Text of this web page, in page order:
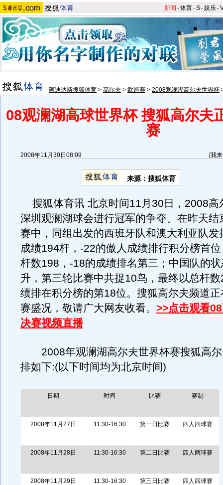
新闻 -体育-S-娱乐-
阿迪达斯搜狐体育 > 高尔夫 > 欧巡赛 > 2008观澜湖高尔夫世界杯
08观澜湖高球世界杯 搜狐高尔夫
赛
2008年11月30日08:09 [我
来源：搜狐体育
搜狐体育讯 北京时间11月30日，2008高
深圳观澜湖球会进行冠军的争夺。在昨天结
赛中，同组出发的西班牙队和澳大利亚队发
成绩194杆，-22的傲人成绩排行积分榜首
杆数198，-18的成绩排名第三；中国队的
升，第三轮比赛中共捉10鸟，最终以总杆
绩排在积分榜的第18位。搜狐高尔夫频道
赛盛况，敬请广大网友收看。 >>点击观看
决赛视频直播
2008年观澜湖高尔夫世界杯赛搜狐高尔
排如下:(以下时间均为北京时间)
日期 时间 比赛 赛制
2008年11月27日 11:30-16:30 第一日比赛 四人四球赛
2008年11月28日 11:30-16:30 第二日比赛 四人两球赛
2008年11月29日 11:30-16:30 第三日比赛 四人四球赛